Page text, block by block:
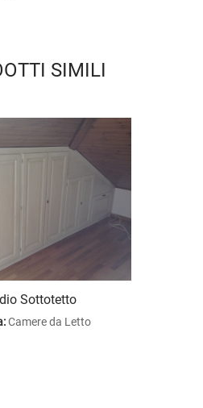
SIMILI
Sottotetto
Camere da Letto